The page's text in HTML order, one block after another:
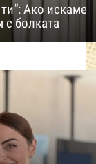
Ако искаме
с болката